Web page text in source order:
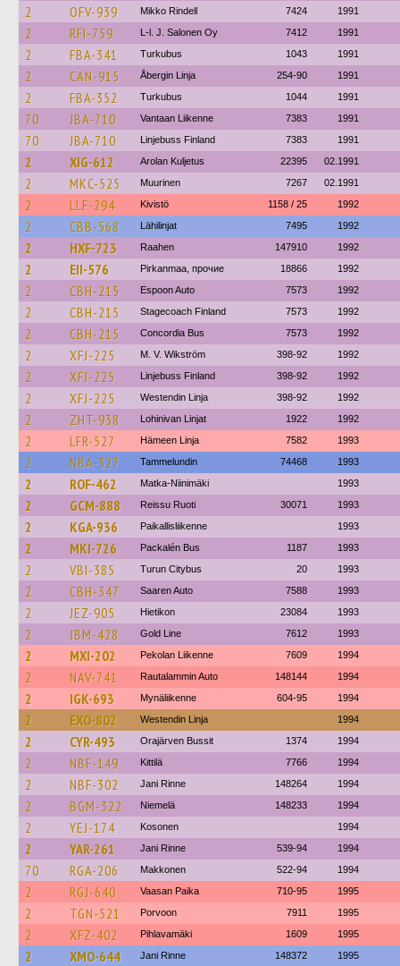
2 OFV-939 Mikko Rindell 7424 1991
2 RFI-759 L-l. J. Salonen Oy 7412 1991
2 FBA-341 Turkubus 1043 1991
2 CAN-915 Åbergin Linja 254-90 1991
2 FBA-352 Turkubus 1044 1991
70 JBA-710 Vantaan Liikenne 7383 1991
70 JBA-710 Linjebuss Finland 7383 1991
2 XIG-612 Arolan Kuljetus 22395 02.1991
2 MKC-525 Muurinen 7267 02.1991
2 LLF-294 Kivistö 1158 / 25 1992
2 CBB-568 Lähilinjat 7495 1992
2 HXF-723 Raahen 147910 1992
2 EII-576 Pirkanmaa, прочие 18866 1992
2 CBH-215 Espoon Auto 7573 1992
2 CBH-215 Stagecoach Finland 7573 1992
2 CBH-215 Concordia Bus 7573 1992
2 XFJ-225 M. V. Wikström 398-92 1992
2 XFJ-225 Linjebuss Finland 398-92 1992
2 XFJ-225 Westendin Linja 398-92 1992
2 ZHT-938 Lohinivan Linjat 1922 1992
2 LFR-527 Hämeen Linja 7582 1993
2 NBA-327 Tammelundin 74468 1993
2 ROF-462 Matka-Niinimäki 1993
2 GCM-888 Reissu Ruoti 30071 1993
2 KGA-936 Paikallisliikenne 1993
2 MKI-726 Packalén Bus 1187 1993
2 VBI-385 Turun Citybus 20 1993
2 CBH-347 Saaren Auto 7588 1993
2 JEZ-905 Hietikon 23084 1993
2 JBM-428 Gold Line 7612 1993
2 MXI-202 Pekolan Liikenne 7609 1994
2 NAV-741 Rautalammin Auto 148144 1994
2 IGK-693 Mynäliikenne 604-95 1994
2 EXO-802 Westendin Linja 1994
2 CYR-493 Orajärven Bussit 1374 1994
2 NBF-149 Kittilä 7766 1994
2 NBF-302 Jani Rinne 148264 1994
2 BGM-322 Niemelä 148233 1994
2 YEJ-174 Kosonen 1994
2 YAR-261 Jani Rinne 539-94 1994
70 RGA-206 Makkonen 522-94 1994
2 RGJ-640 Vaasan Paika 710-95 1995
2 TGN-521 Porvoon 7911 1995
2 XFZ-402 Pihlavamäki 1609 1995
2 XMO-644 Jani Rinne 148372 1995